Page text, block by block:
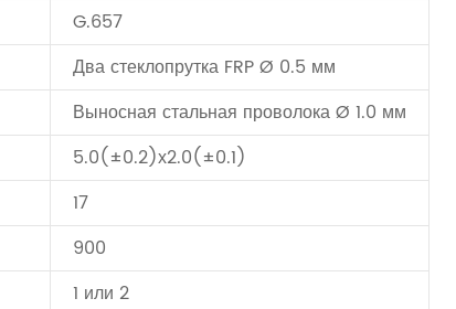
G.657
Два стеклопрутка FRP Ø 0.5 мм
Выносная стальная проволока Ø 1.0 мм
5.0(±0.2)х2.0(±0.1)
17
900
1 или 2